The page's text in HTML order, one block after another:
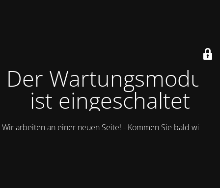
Der Wartungsmodus
ist eingeschaltet
Wir arbeiten an einer neuen Seite! - Kommen Sie bald wieder.